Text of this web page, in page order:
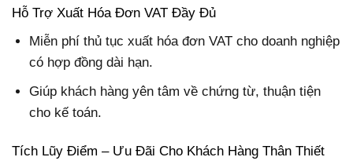
Hỗ Trợ Xuất Hóa Đơn VAT Đầy Đủ
Miễn phí thủ tục xuất hóa đơn VAT cho doanh nghiệp
có hợp đồng dài hạn.
Giúp khách hàng yên tâm về chứng từ, thuận tiện
cho kế toán.
Tích Lũy Điểm – Ưu Đãi Cho Khách Hàng Thân Thiết